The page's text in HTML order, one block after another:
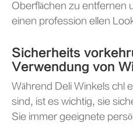
Oberflächen zu
einen profession ellen
Sicherheits
Verwendung von
Während Deli Winkels chl
sind, ist es wichtig, sie
Sie immer geeignete